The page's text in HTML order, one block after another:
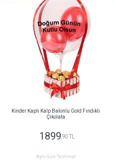
Kinder Kaplı Kalp Balonlu Gold Fındıklı
Çikolata
1899,90 TL
Aynı Gün Teslimat